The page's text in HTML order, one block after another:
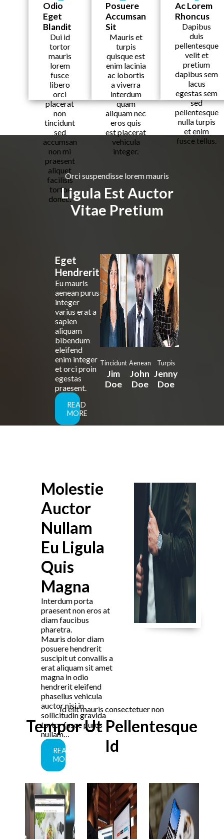
Odio
Eget
Blandit
Dui id
tortor
mauris
lorem
fusce
libero
orci
placerat
non
tincidunt
sed
accumsan
non mi
praesent
aliquet
facilisis
tortor
donec.
Posuere
Accumsan
Sit
Mauris et
turpis
quisque est
enim lacinia
ac lobortis
a viverra
interdum
quam
aliquam nec
eros quis
est placerat
vehicula
integer.
Ac Lorem
Rhoncus
Dapibus
duis
pellentesque
velit et
pretium
dapibus sem
lacus
egestas sem
sed
pellentesque
nulla turpis
et enim
fusce tellus.
Orci suspendisse lorem mauris
Ligula Est Auctor
Vitae Pretium
Eget
Hendrerit
Eu mauris
aenean purus
integer
varius erat a
sapien
aliquam
bibendum
eleifend
enim integer
et orci proin
egestas
praesent.
READ
MORE
Tincidunt
Jim
Doe
Aenean
John
Doe
Turpis
Jenny
Doe
Molestie
Auctor
Nullam
Eu Ligula
Quis
Magna
Interdum porta
praesent non eros at
diam faucibus
pharetra.
Mauris dolor diam
posuere hendrerit
suscipit ut convallis a
erat aliquam sit amet
magna in odio
hendrerit eleifend
phasellus vehicula
auctor nisi in
sollicitudin gravida
tortor fusce purus
nullam…
READ
MORE
Id elit mauris consectetuer non
Tempor Ut Pellentesque
Id